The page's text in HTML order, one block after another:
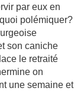
par eux en
polémiquer?
son caniche
le retraité
on
une semaine et